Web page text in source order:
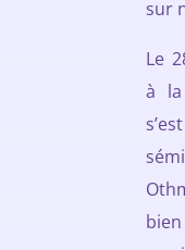
sur
Le
à la